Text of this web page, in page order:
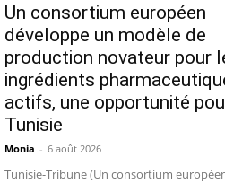
Un consortium européen
développe un modèle de
production novateur pour
ingrédients
actifs, une opportunité
Tunisie
Monia - 6 août 2026
Tunisie-Tribune (Un consortium